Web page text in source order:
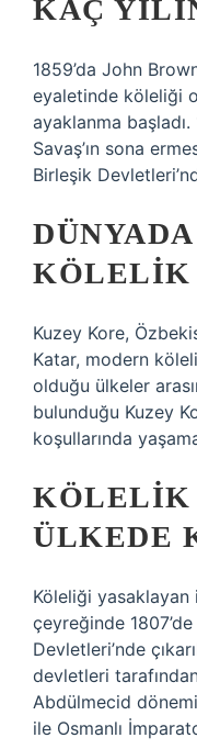
KAÇ
1859’da John
eyaletinde köleliği
ayaklanma başladı.
Savaş’ın sona
Birleşik
KÖLELIK
Kuzey Kore,
Katar, modern
olduğu ülkeler
bulunduğu Kuzey
koşullarında
KÖLELIK
ÜLKEDE
Köleliği yasaklayan
çeyreğinde
Devletleri’nde
devletleri
Abdülmecid
ile Osmanlı